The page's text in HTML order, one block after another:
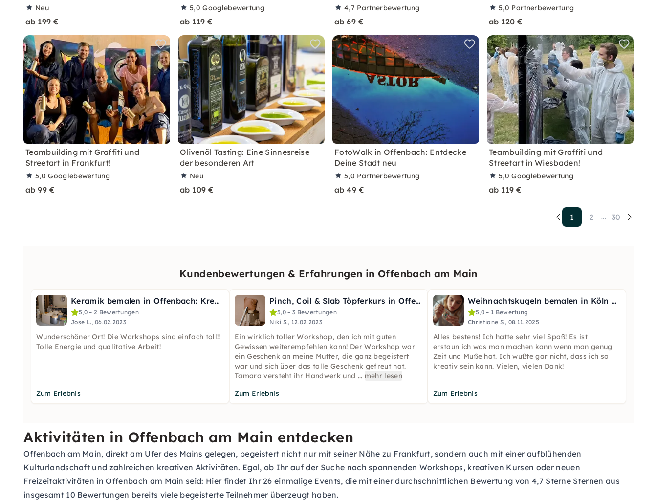
Neu
ab 199 €
5,0Googlebewertung
ab 119 €
4,7 Partnerbewertung
ab 69 €
5,0 Partnerbewertung
ab 120 €
Teambuilding mit Graffiti und
Streetart in Frankfurt!
5,0Googlebewertung
ab 99 €
Olivenöl Tasting: Eine Sinnesreise
der besonderen Art
Neu
ab 109 €
FotoWalk in Offenbach: Entdecke
Deine Stadt neu
5,0 Partnerbewertung
ab 49 €
Teambuilding mit Graffiti und
Streetart in Wiesbaden!
5,0Googlebewertung
ab 119 €
1 2 ... 30
Kundenbewertungen & Erfahrungen in Offenbach am Main
Keramik bemalen in Offenbach: Kreativer Glasuren-Workshop
5,0 – 2 Bewertungen
Jose L., 06.02.2023
Wunderschöner Ort! Die Workshops sind einfach toll!!
Tolle Energie und qualitative Arbeit!
Zum Erlebnis
Pinch, Coil & Slab Töpferkurs in Offenbach-Nordend
5,0 – 3 Bewertungen
Niki S., 12.02.2023
Ein wirklich toller Workshop, den ich mit guten
Gewissen weiterempfehlen kann! Der Workshop war
ein Geschenk an meine Mutter, die ganz begeistert
war und sich über das tolle Geschenk gefreut hat.
Tamara versteht ihr Handwerk und ... mehr lesen
Zum Erlebnis
Weihnachtskugeln bemalen in Köln mit Glitzer-Design
5,0 – 1 Bewertung
Christiane S., 08.11.2025
Alles bestens! Ich hatte sehr viel Spaß! Es ist
erstaunlich was man machen kann wenn man genug
Zeit und Muße hat. Ich wußte gar nicht, dass ich so
kreativ sein kann. Vielen, vielen Dank!
Zum Erlebnis
Aktivitäten in Offenbach am Main entdecken
Offenbach am Main, direkt am Ufer des Mains gelegen, begeistert nicht nur mit seiner Nähe zu Frankfurt, sondern auch mit einer aufblühenden
Kulturlandschaft und zahlreichen kreativen Aktivitäten. Egal, ob Ihr auf der Suche nach spannenden Workshops, kreativen Kursen oder neuen
Freizeitaktivitäten in Offenbach am Main seid: Hier findet Ihr 26 einmalige Events, die mit einer durchschnittlichen Bewertung von 4,7 Sterne Sternen aus
insgesamt 10 Bewertungen bereits viele begeisterte Teilnehmer überzeugt haben.